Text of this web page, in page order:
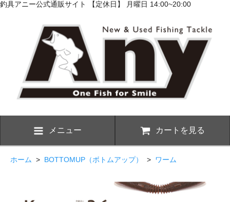
釣具アニー公式通販サイト 【定休日】 月曜日 14:00~20:00
メニュー カートを見る
ホーム > BOTTOMUP（ボトムアップ） > ワーム